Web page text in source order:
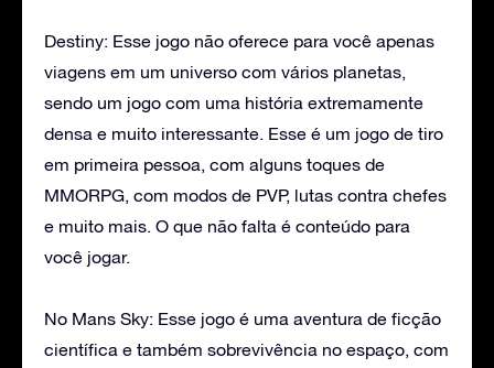
Destiny: Esse jogo não oferece para você apenas
viagens em um universo com vários planetas,
sendo um jogo com uma história extremamente
densa e muito interessante. Esse é um jogo de tiro
em primeira pessoa, com alguns toques de
MMORPG, com modos de PVP, lutas contra chefes
e muito mais. O que não falta é conteúdo para
você jogar.
No Mans Sky: Esse jogo é uma aventura de ficção
científica e também sobrevivência no espaço, com